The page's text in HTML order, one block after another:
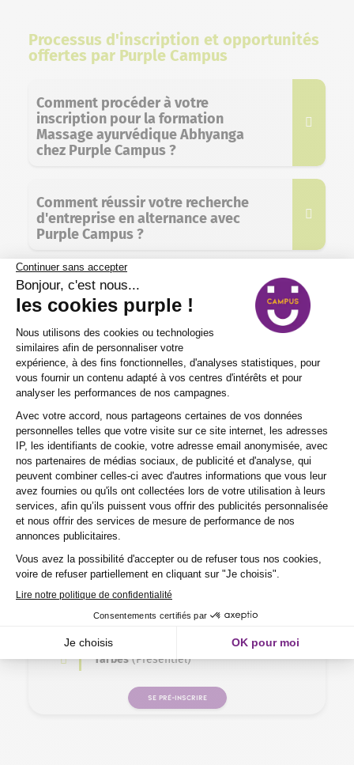
Processus d'inscription et opportunités
offertes par Purple Campus
Comment procéder à votre
inscription pour la formation
Massage ayurvédique Abhyanga
chez Purple Campus ?
Comment réussir votre recherche
d'entreprise en alternance avec
Purple Campus ?
Y a-t-il des opportunités de mobilité
internationale pendant ou après ma
formation en alternance ?
Puis-je visiter le campus avant de
finaliser mon inscription ?
TÉLÉCHARGER LA FICHE
Découvrez nos prochaines sessions pour
suivre cette formation
11 / 05
Tarbes (Présentiel)
SE PRÉ-INSCRIRE